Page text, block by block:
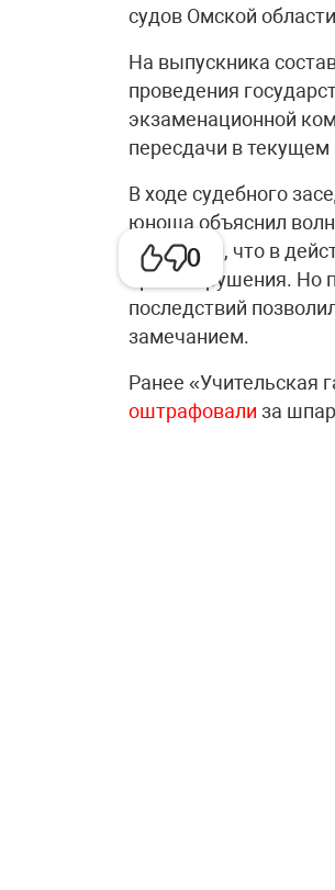
0
судов Омской
На выпускника
проведения
экзаменационной
пересдачи в текущем
В ходе судебного
юноша объяснил
установил, что в
правонарушения. Но
последствий
замечанием.
Ранее «Учительская
оштрафовали за